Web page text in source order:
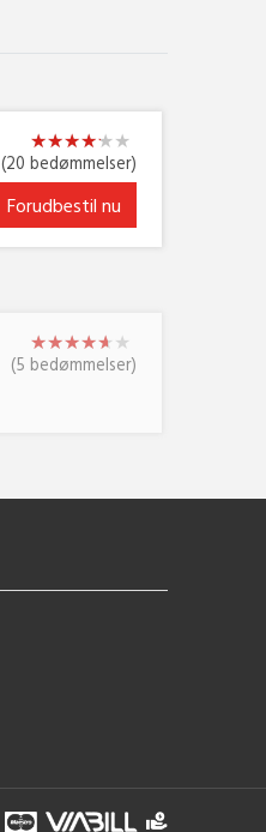
★★★★★★
★★★★★★
(20 bedømmelser)
Forudbestil nu
★★★★★★
★★★★★★
(5 bedømmelser)